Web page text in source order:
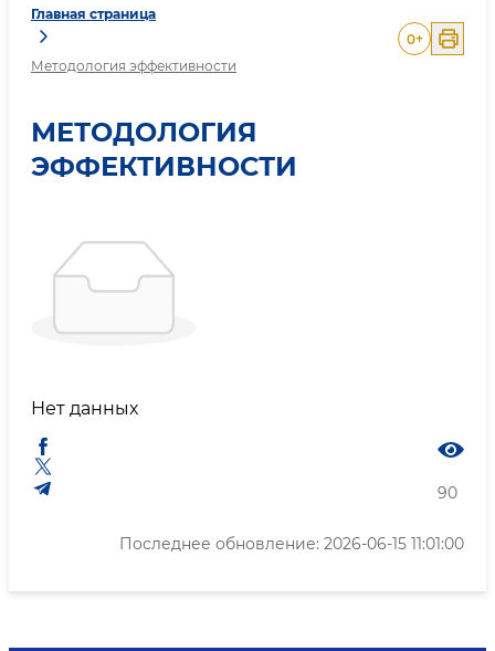
Главная страница
Методология эффективности
0+
МЕТОДОЛОГИЯ
ЭФФЕКТИВНОСТИ
Нет данных
90
Последнее обновление: 2026-06-15 11:01:00